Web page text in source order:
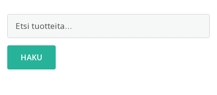
Etsi:
HAKU